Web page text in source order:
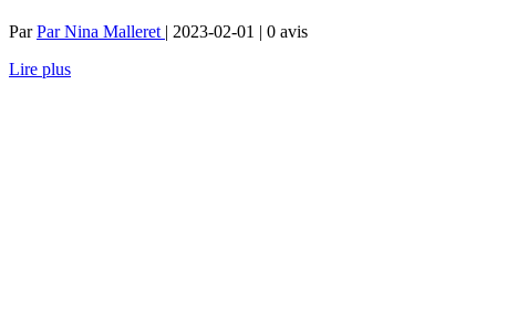
ParPar Nina Malleret | 2023-02-01 | 0 avis
Lire plus